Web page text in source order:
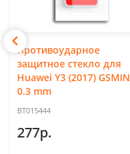
Противоударное
защитное стекло для
Huawei Y3 (2017) GSMIN
0.3 mm
BT015444
277р.